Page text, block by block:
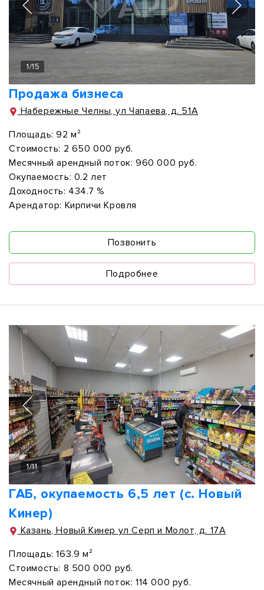
1/15
Продажа бизнеса
Набережные Челны, ул Чапаева, д. 51А
Площадь: 92 м²
Стоимость: 2 650 000 руб.
Месячный арендный поток: 960 000 руб.
Окупаемость: 0.2 лет
Доходность: 434.7 %
Арендатор: Кирпичи Кровля
Позвонить
Подробнее
1/11
ГАБ, окупаемость 6,5 лет (с. Новый
Кинер)
Казань, Новый Кинер ул Серп и Молот, д. 17А
Площадь: 163.9 м²
Стоимость: 8 500 000 руб.
Месячный арендный поток: 114 000 руб.